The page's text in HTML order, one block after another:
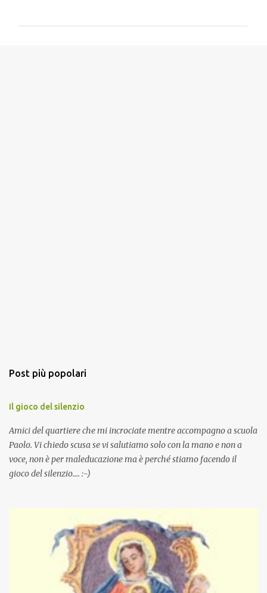
Post più popolari
Il gioco del silenzio
Amici del quartiere che mi incrociate mentre accompagno a scuola
Paolo. Vi chiedo scusa se vi salutiamo solo con la mano e non a
voce, non è per maleducazione ma è perché stiamo facendo il
gioco del silenzio.... :-)